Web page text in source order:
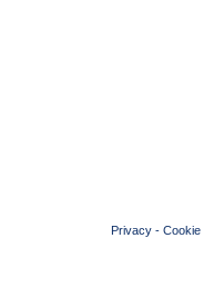
Privacy - Cookie